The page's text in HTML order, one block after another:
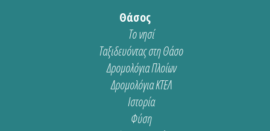
Θάσος
Το νησί
Ταξιδευόντας στη Θάσο
Δρομολόγια Πλοίων
Δρομολόγια ΚΤΕΛ
Ιστορία
Φύση